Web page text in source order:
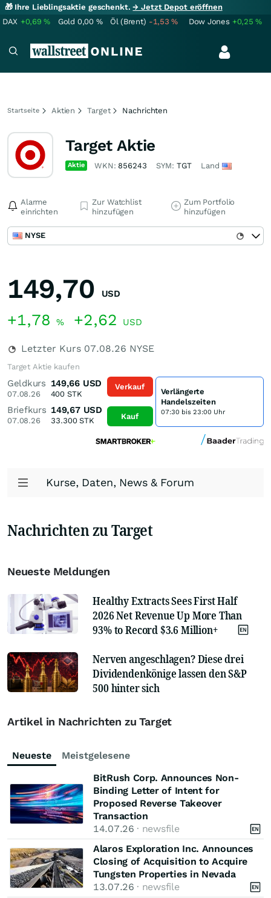
🎁 Ihre Lieblingsaktie geschenkt.→ Jetzt Depot eröffnen
DAX +0,69% Gold 0,00 % Öl (Brent) -1,53% Dow Jones +0,25%
Startseite Aktien Target Nachrichten
Target Aktie
Aktie WKN: 856243 SYM: TGT Land
Alarme
einrichten
Zur Watchlist
hinzufügen
Zum Portfolio
hinzufügen
NYSE
149,70 USD
+1,78 % +2,62 USD
Letzter Kurs 07.08.26 NYSE
Target Aktie kaufen
Geldkurs
07.08.26
149,66 USD
400 STK
Briefkurs
07.08.26
149,67 USD
33.300STK
Verkauf
Kauf
Verlängerte
Handelszeiten
07:30 bis 23:00 Uhr
Kurse, Daten, News & Forum
Nachrichten zu Target
Neueste Meldungen
Healthy Extracts Sees First Half
2026 Net Revenue Up More Than
93% to Record $3.6 Million+
Nerven angeschlagen? Diese drei
Dividendenkönige lassen den S&P
500 hinter sich
Artikel in Nachrichten zu Target
Neueste
Meistgelesene
BitRush Corp. Announces Non-
Binding Letter of Intent for
Proposed Reverse Takeover
Transaction
14.07.26 · newsfile
Alaros Exploration Inc. Announces
Closing of Acquisition to Acquire
Tungsten Properties in Nevada
13.07.26 · newsfile